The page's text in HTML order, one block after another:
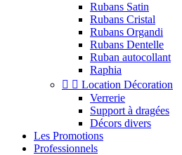
Rubans Satin
Rubans Cristal
Rubans Organdi
Rubans Dentelle
Ruban autocollant
Raphia
  Location Décoration
Verrerie
Support à dragées
Décors divers
Les Promotions
Professionnels